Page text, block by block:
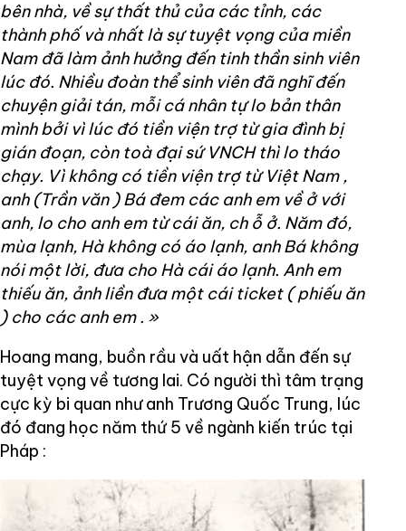
bên nhà, về sự thất thủ của các tỉnh, các
thành phố và nhất là sự tuyệt vọng của miền
Nam đã làm ảnh hưởng đến tinh thần sinh viên
lúc đó. Nhiều đoàn thể sinh viên đã nghĩ đến
chuyện giải tán, mỗi cá nhân tự lo bản thân
mình bởi vì lúc đó tiền viện trợ từ gia đình bị
gián đoạn, còn toà đại sứ VNCH thì lo tháo
chạy. Vì không có tiền viện trợ từ Việt Nam ,
anh (Trần văn ) Bá đem các anh em về ở với
anh, lo cho anh em từ cái ăn, ch ỗ ở. Năm đó,
mùa lạnh, Hà không có áo lạnh, anh Bá không
nói một lời, đưa cho Hà cái áo lạnh. Anh em
thiếu ăn, ảnh liền đưa một cái ticket ( phiếu ăn
) cho các anh em . »
Hoang mang, buồn rầu và uất hận dẫn đến sự
tuyệt vọng về tương lai. Có người thì tâm trạng
cực kỳ bi quan như anh Trương Quốc Trung, lúc
đó đang học năm thứ 5 về ngành kiến trúc tại
Pháp :